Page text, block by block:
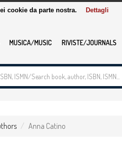
MUSICA/MUSIC RIVISTE/JOURNALS
Anna Catino
cookie da parte nostra. Dettagli